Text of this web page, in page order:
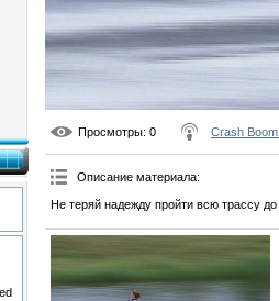
Просмотры: 0 Crash
Описание материала:
Не теряй надежду пройти всю трассу до